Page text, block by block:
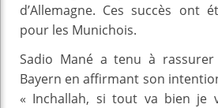
d’Allemagne. Ces succès ont
pour les Munichois.
Sadio Mané a tenu à
Bayern en affirmant son
« Inchallah, si tout va bien je